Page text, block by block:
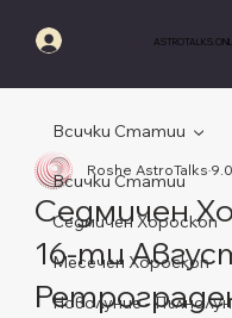
Всички Статии
Седмичен Хороскоп
Месечен Хороскоп
Новолуние -
Всички Статии
Седмичен
16-ти
Roshe AstroTalks